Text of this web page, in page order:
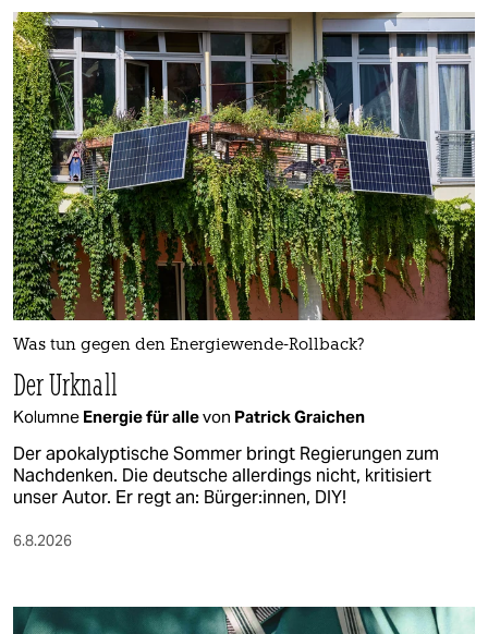
Was tun gegen den Energiewende-Rollback?
Der Urknall
Kolumne Energie für allevon Patrick Graichen
Der apokalyptische Sommer bringt Regierungen zum
Nachdenken. Die deutsche allerdings nicht, kritisiert
unser Autor. Er regt an: Bürger:innen, DIY!
6.8.2026